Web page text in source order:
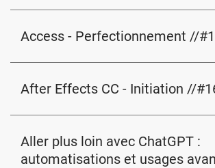
Access - Perfectionnement //
After Effects CC - Initiation //
Aller plus loin avec ChatGPT :
automatisations et usages